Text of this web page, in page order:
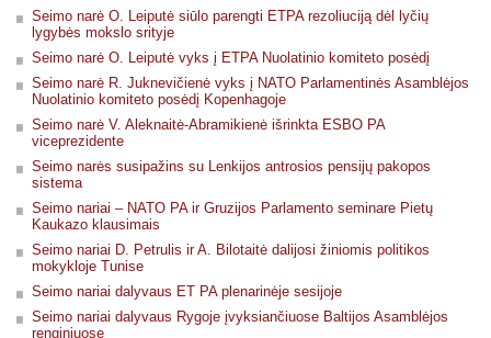
Seimo narė O. Leiputė siūlo parengti ETPA rezoliuciją dėl lyčių
lygybės mokslo srityje
Seimo narė O. Leiputė vyks į ETPA Nuolatinio komiteto posėdį
Seimo narė R. Juknevičienė vyks į NATO Parlamentinės Asamblėjos
Nuolatinio komiteto posėdį Kopenhagoje
Seimo narė V. Aleknaitė-Abramikienė išrinkta ESBO PA
viceprezidente
Seimo narės susipažins su Lenkijos antrosios pensijų pakopos
sistema
Seimo nariai – NATO PA ir Gruzijos Parlamento seminare Pietų
Kaukazo klausimais
Seimo nariai D. Petrulis ir A. Bilotaitė dalijosi žiniomis politikos
mokykloje Tunise
Seimo nariai dalyvaus ET PA plenarinėje sesijoje
Seimo nariai dalyvaus Rygoje įvyksiančiuose Baltijos Asamblėjos
renginiuose